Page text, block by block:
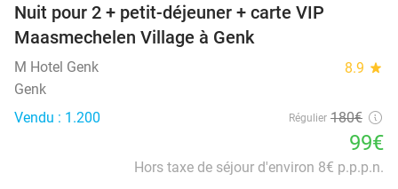
Nuit pour 2 + petit-déjeuner + carte VIP
Maasmechelen Village à Genk
M Hotel Genk 8.9 star
Genk
Vendu : 1.200
Régulier 180€
99€
Hors taxe de séjour d'environ 8€ p.p.p.n.